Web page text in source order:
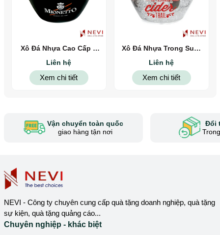
Xô Đá Nhựa Cao Cấp 2
Lớp
Liên hệ
Xem chi tiết
Xô Đá Nhựa Trong Suốt
Cao Cấp
Liên hệ
Xem chi tiết
Vận chuyển toàn quốc
giao hàng tận nơi
Đổi
NEVI - Công ty chuyên cung cấp quà tặng doanh nghiệp, quà tặng
sự kiện, quà tặng quảng cáo...
Chuyên nghiệp - khác biệt